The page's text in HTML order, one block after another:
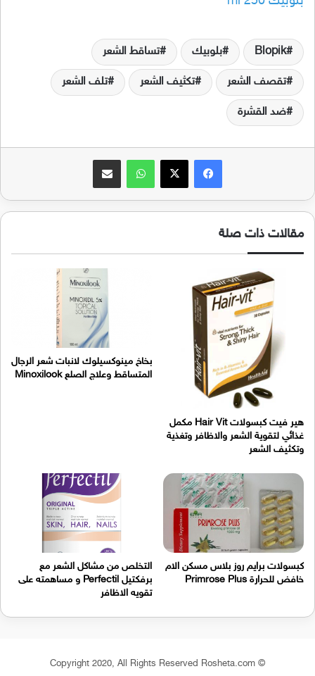
Blopik بلوبيك تساقط الشعر
تقصف الشعر تكثيف الشعر تلف الشعر
ضد القشرة
فيسبوك واتساب
مقالات ذات صلة
هير فيت كبسولات Hair Vit مكمل
غذائي لتقوية الشعر والاظافر وتغذية
وتكثيف الشعر
بخاخ مينوكسيلوك لانبات شعر الرجال
المتساقط وعلاج الصلع Minoxilook
كبسولات برايم روز بلاس مسكن الام
خافض للحرارة Primrose Plus
التخلص من مشاكل الشعر مع
برفكتيل Perfectil و مساهمته على
تقويه الاظافر
© Copyright 2020, All Rights Reserved Rosheta.com